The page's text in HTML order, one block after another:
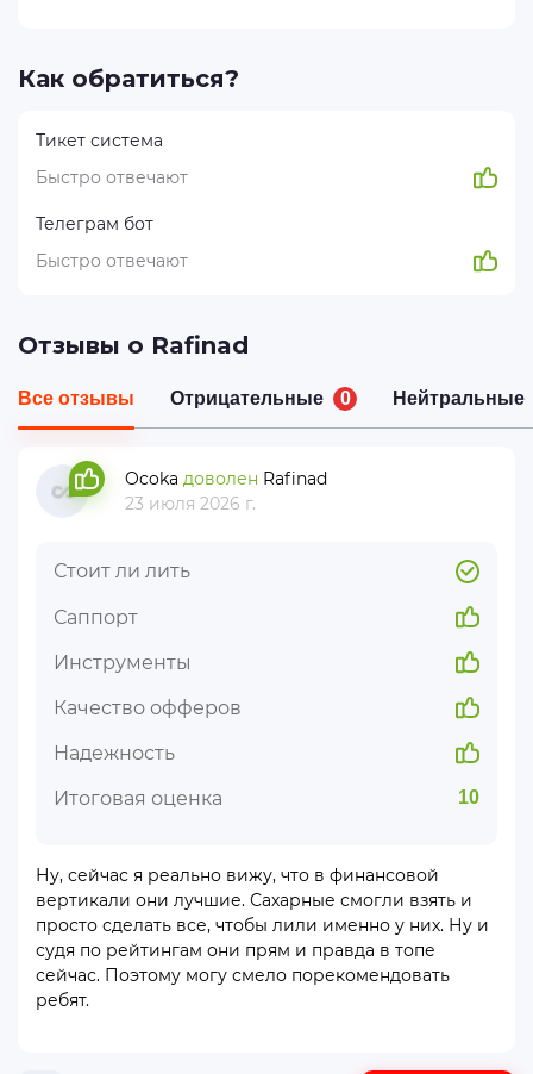
Как обратиться?
Тикет система
Быстро отвечают
Телеграм бот
Быстро отвечают
Отзывы о Rafinad
Все отзывы Отрицательные 0 Нейтральные
Ocoka доволен Rafinad
23 июля 2026 г.
Стоит ли лить
Саппорт
Инструменты
Качество офферов
Надежность
Итоговая оценка
10
Ну, сейчас я реально вижу, что в финансовой
вертикали они лучшие. Сахарные смогли взять и
просто сделать все, чтобы лили именно у них. Ну и
судя по рейтингам они прям и правда в топе
сейчас. Поэтому могу смело порекомендовать
ребят.